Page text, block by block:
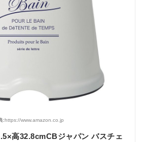
:https://www.amazon.co.jp
高32.8cmCBジャパン バスチェ